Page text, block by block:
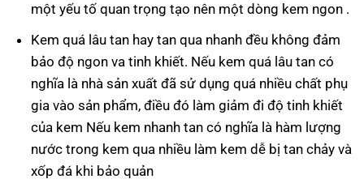
một yếu tố quan trọng tạo nên một dòng kem ngon .
Kem quá lâu tan hay tan qua nhanh đều không đảm
bảo độ ngon va tinh khiết. Nếu kem quá lâu tan có
nghĩa là nhà sản xuất đã sử dụng quá nhiều chất phụ
gia vào sản phẩm, điều đó làm giảm đi độ tinh khiết
của kem Nếu kem nhanh tan có nghĩa là hàm lượng
nước trong kem qua nhiều làm kem dễ bị tan chảy và
xốp đá khi bảo quản